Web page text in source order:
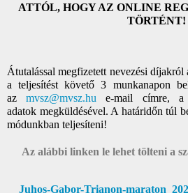
ATTÓL, HOGY AZ ONLINE
TÖRTÉNT!
Átutalással megfizetett nevezési
a teljesítést követő 3 munkanapon
azmvsz@mvsz.hu e-mail címre, a
adatok megküldésével. A határidőn túl
módunkban teljesíteni!
Az alábbi linken le lehet tölteni a
Juhos-Gabor-Trianon-maraton_